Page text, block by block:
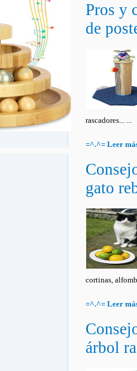
Pros y
de
rascadores... ...
=^.^= Leer
gato
cortinas,
=^.^= Leer
árbol